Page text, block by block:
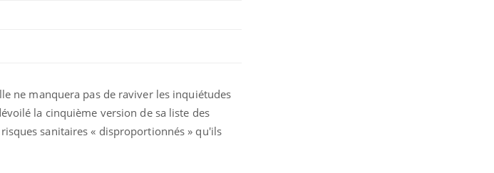
ne manquera pas de raviver les inquiétudes
la cinquième version de sa liste des
sanitaires « disproportionnés » qu'ils